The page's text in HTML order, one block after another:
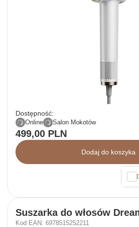
Dostępność:
Online Salon Mokotów
499,00 PLN
Dodaj do koszyka
Suszarka do włosów
Kod EAN: 6978515252211